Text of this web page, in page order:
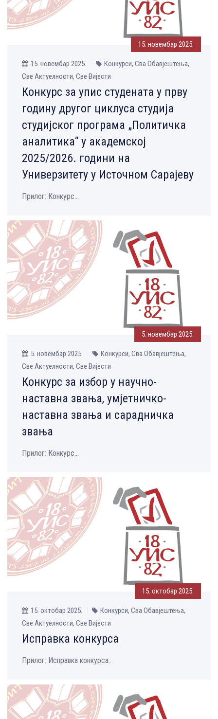
15. новембар 2025.
15. новембар 2025.
Конкурси, Сва Обавјештења,
Све Aктуелности, Све Вијести
Конкурс за упис студената у прву
годину другог циклуса студија
студијског програма „Политичка
аналитика“ у академској
2025/2026. години на
Универзитету у Источном Сарајеву
Прилог: Конкурс...
5. новембар 2025.
5. новембар 2025.
Конкурси, Сва Обавјештења,
Све Aктуелности, Све Вијести
Конкурс за избор у научно-
наставна звања, умјетничко-
наставна звања и сарадничка
звања
Прилог: Конкурс...
15. октобар 2025.
15. октобар 2025.
Конкурси, Сва Обавјештења,
Све Aктуелности, Све Вијести
Исправка конкурса
Прилог: Исправка конкурса...